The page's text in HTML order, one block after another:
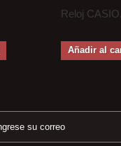
Reloj
Añadir al